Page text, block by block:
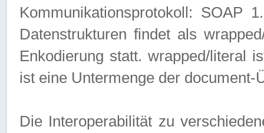
Kommunikationsprotokoll: SOAP
Datenstrukturen findet als
Enkodierung statt. wrapped/literal
ist eine Untermenge der
Die Interoperabilität zu